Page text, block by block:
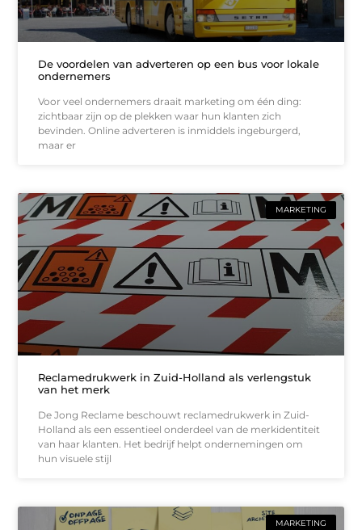
De voordelen van adverteren op een bus voor lokale
ondernemers
Voor veel ondernemers draait marketing om één ding:
zichtbaar zijn op de plekken waar hun klanten zich
bevinden. Online adverteren is inmiddels ingeburgerd,
maar er
MARKETING
Reclamedrukwerk in Zuid-Holland als verlengstuk
van het merk
De Jong Reclame beschouwt reclamedrukwerk in Zuid-
Holland als een essentieel onderdeel van de merkidentiteit
van haar klanten. Het bedrijf helpt ondernemingen om
hun visuele stijl
MARKETING